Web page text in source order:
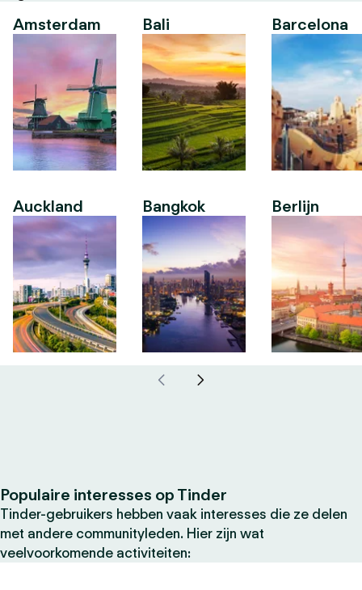
Amsterdam
Auckland
Bali
Bangkok
Barcelona
Berlijn
Populaire interesses op Tinder
Tinder-gebruikers hebben vaak interesses die ze delen
met andere communityleden. Hier zijn wat
veelvoorkomende activiteiten: